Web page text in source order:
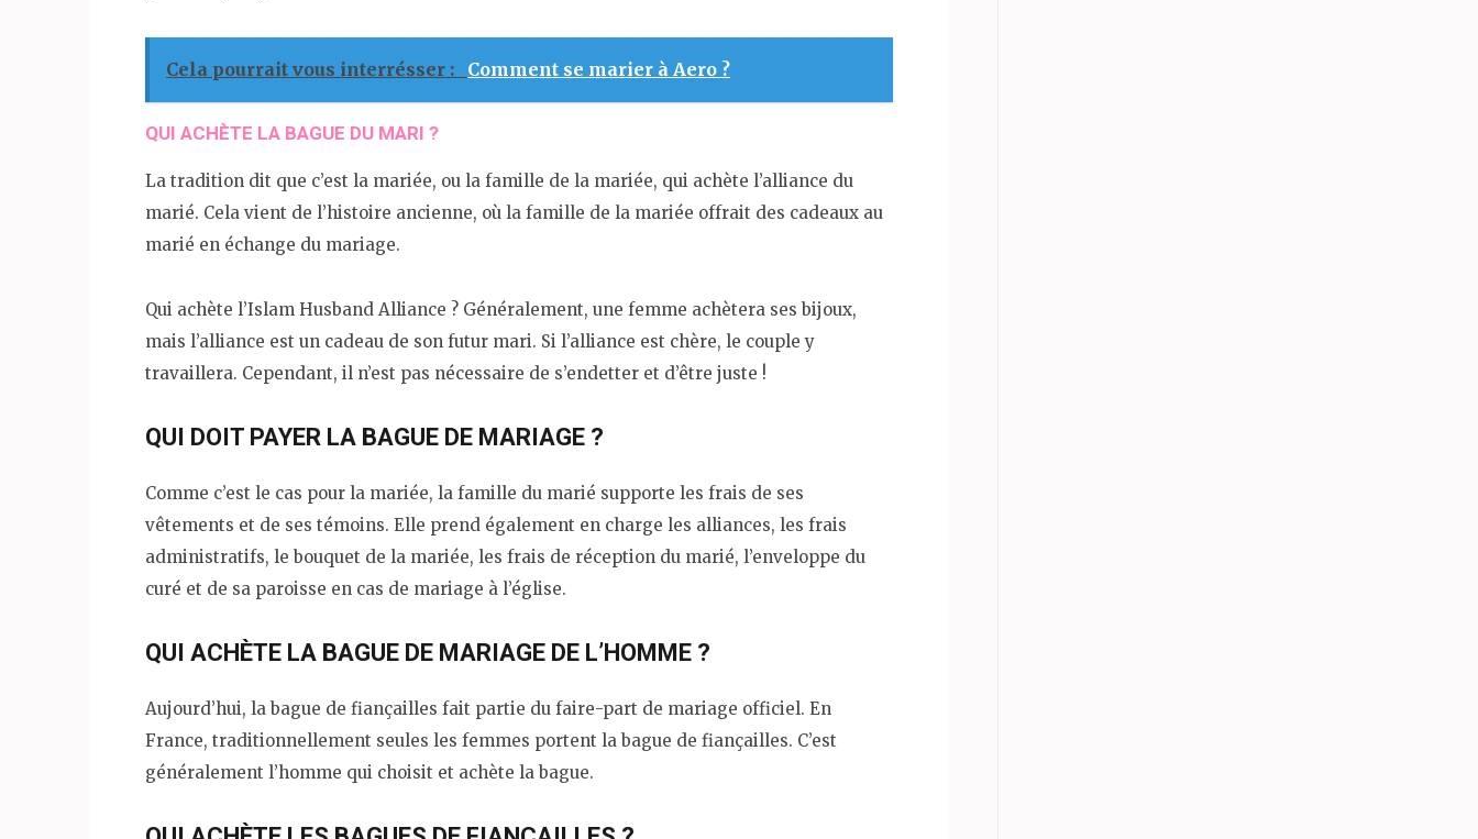
Cela pourrait vous interrésser : Comment se marier à Aero ?
QUI ACHÈTE LA BAGUE DU MARI ?
La tradition dit que c’est la mariée, ou la famille de la mariée, qui achète l’alliance du
marié. Cela vient de l’histoire ancienne, où la famille de la mariée offrait des cadeaux au
marié en échange du mariage.
Qui achète l’Islam Husband Alliance ? Généralement, une femme achètera ses bijoux,
mais l’alliance est un cadeau de son futur mari. Si l’alliance est chère, le couple y
travaillera. Cependant, il n’est pas nécessaire de s’endetter et d’être juste !
QUI DOIT PAYER LA BAGUE DE MARIAGE ?
Comme c’est le cas pour la mariée, la famille du marié supporte les frais de ses
vêtements et de ses témoins. Elle prend également en charge les alliances, les frais
administratifs, le bouquet de la mariée, les frais de réception du marié, l’enveloppe du
curé et de sa paroisse en cas de mariage à l’église.
QUI ACHÈTE LA BAGUE DE MARIAGE DE L’HOMME ?
Aujourd’hui, la bague de fiançailles fait partie du faire-part de mariage officiel. En
France, traditionnellement seules les femmes portent la bague de fiançailles. C’est
généralement l’homme qui choisit et achète la bague.